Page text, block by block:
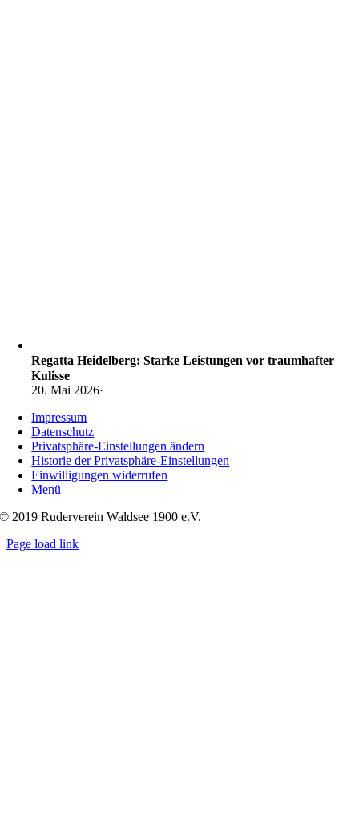
Regatta Heidelberg: Starke Leistungen vor traumhafter
Kulisse
20. Mai 2026·
Impressum
Datenschutz
Privatsphäre-Einstellungen ändern
Historie der Privatsphäre-Einstellungen
Einwilligungen widerrufen
Menü
© 2019 Ruderverein Waldsee 1900 e.V.
Page load link